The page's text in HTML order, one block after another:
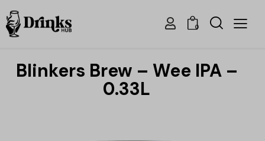
0
Blinkers Brew – Wee IPA –
0.33L